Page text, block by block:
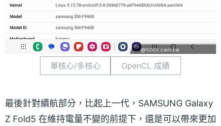
單核心/多核心 OpenCL 成績
最後針對續航部分，比起上一代，SAMSUNG Galaxy
Z Fold5 在維持電量不變的前提下，還是可以帶來更加